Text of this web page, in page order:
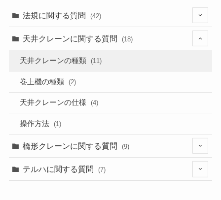
法規に関する質問 (42)
(1)
(10)
(4)
天井クレーンに関する質問 (18)
天井クレーンの種類 (11)
巻上機の種類 (2)
天井クレーンの仕様 (4)
操作方法 (1)
橋形クレーンに関する質問 (9)
(4)
テルハに関する質問 (7)